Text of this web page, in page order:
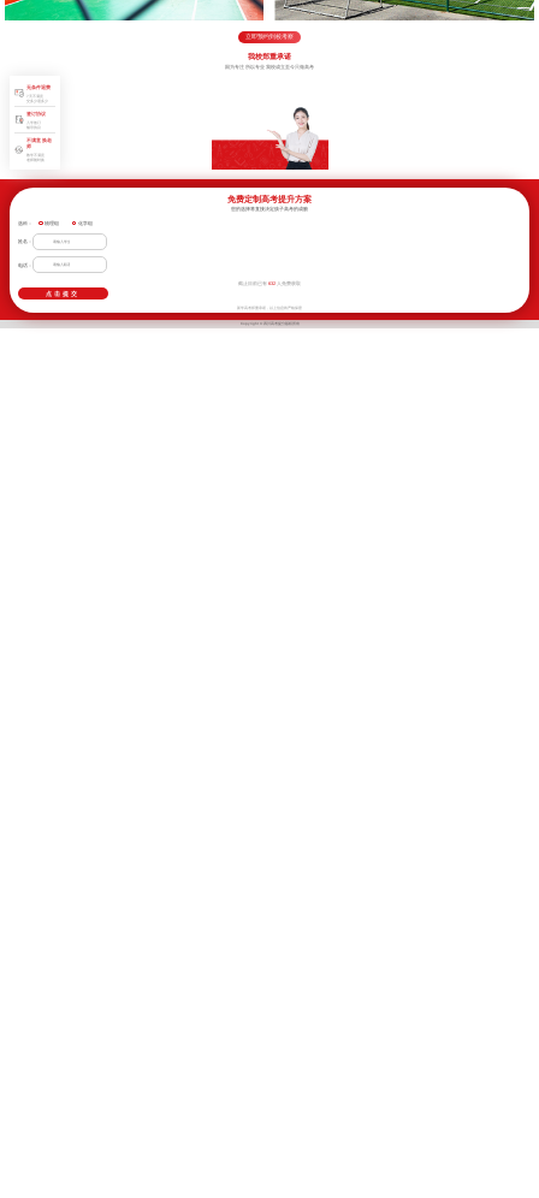
立即预约到校考察
我校郑重承诺
因为专注 所以专业 我校成立至今只做高考
无条件退费
7天不满意
交多少退多少
签订协议
入学签订
辅导协议
不满意 换老
师
教学不满意
老师随时换
免费定制高考提升方案
您的选择将直接决定孩子高考的成败
选科： 物理组 化学组
姓名：
电话：
截止目前已有 632 人免费获取
新学高考郑重承诺，以上信息将严格保密
Copyright © 四川高考提分版权所有